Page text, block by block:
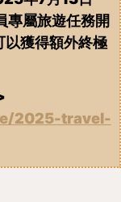
屬旅遊任務開
以獲得額外終極
2025-travel-